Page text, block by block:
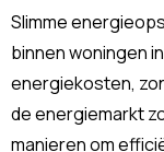
Slimme
binnen woningen
energiekosten,
de energiemarkt
manieren om